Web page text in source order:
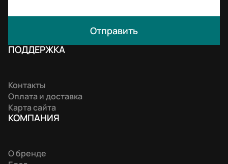
ПОДДЕРЖКА
Контакты
Оплата и доставка
Карта сайта
КОМПАНИЯ
О бренде
Отправить